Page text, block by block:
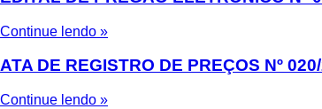
Continue lendo »
ATA DE REGISTRO DE PREÇOS Nº
Continue lendo »